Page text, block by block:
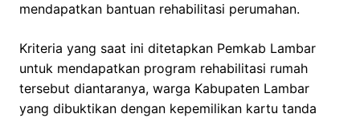
mendapatkan bantuan rehabilitasi perumahan.
Kriteria yang saat ini ditetapkan Pemkab Lambar
untuk mendapatkan program rehabilitasi rumah
tersebut diantaranya, warga Kabupaten Lambar
yang dibuktikan dengan kepemilikan kartu tanda